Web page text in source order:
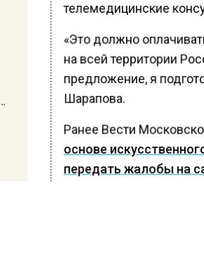
телемедицинские
«Это должно
на всей территории
предложение, я
Шарапова.
Ранее Вести
основе
передать жалобы на